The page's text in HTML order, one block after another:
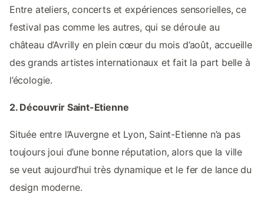
Entre ateliers, concerts et expériences sensorielles, ce
festival pas comme les autres, qui se déroule au
château d’Avrilly en plein cœur du mois d’août, accueille
des grands artistes internationaux et fait la part belle à
l’écologie.
2. Découvrir Saint-Etienne
Située entre l’Auvergne et Lyon, Saint-Etienne n’a pas
toujours joui d’une bonne réputation, alors que la ville
se veut aujourd’hui très dynamique et le fer de lance du
design moderne.